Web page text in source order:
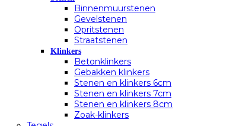
Binnenmuurstenen
Gevelstenen
Opritstenen
Straatstenen
Klinkers
Betonklinkers
Gebakken klinkers
Stenen en klinkers 6cm
Stenen en klinkers 7cm
Stenen en klinkers 8cm
Zoak-klinkers